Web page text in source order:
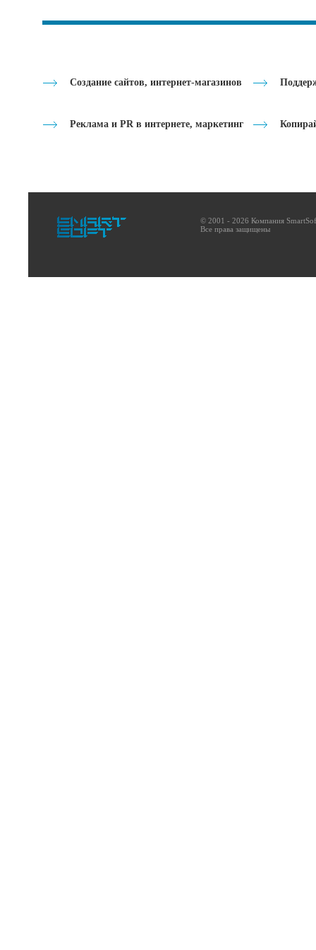
Создание сайтов, интернет-магазинов
Реклама и PR в интернете, маркетинг
© 2001 - 2026 Компания
Все права защищены